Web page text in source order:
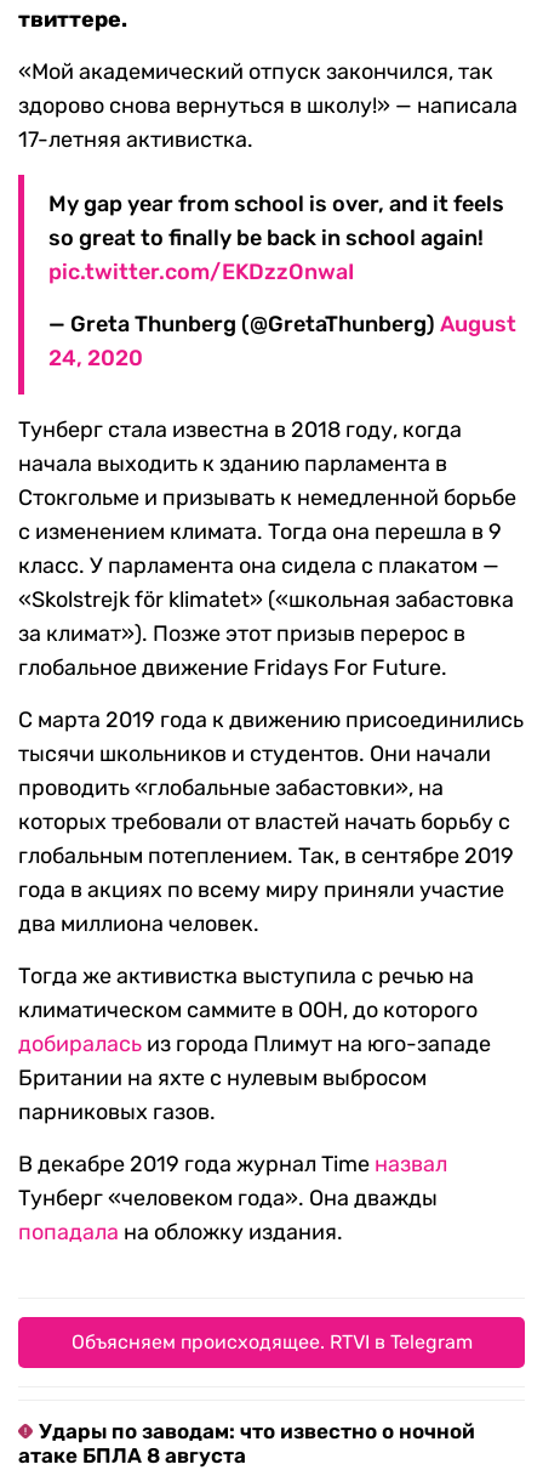
твиттере.
«Мой академический отпуск закончился, так
здорово снова вернуться в школу!» — написала
17-летняя активистка.
My gap year from school is over, and it feels
so great to finally be back in school again!
pic.twitter.com/EKDzzOnwaI
— Greta Thunberg (@GretaThunberg) August
24, 2020
Тунберг стала известна в 2018 году, когда
начала выходить к зданию парламента в
Стокгольме и призывать к немедленной борьбе
с изменением климата. Тогда она перешла в 9
класс. У парламента она сидела с плакатом —
«Skolstrejk för klimatet» («школьная забастовка
за климат»). Позже этот призыв перерос в
глобальное движение Fridays For Future.
С марта 2019 года к движению присоединились
тысячи школьников и студентов. Они начали
проводить «глобальные забастовки», на
которых требовали от властей начать борьбу с
глобальным потеплением. Так, в сентябре 2019
года в акциях по всему миру приняли участие
два миллиона человек.
Тогда же активистка выступила с речью на
климатическом саммите в ООН, до которого
добиралась из города Плимут на юго-западе
Британии на яхте с нулевым выбросом
парниковых газов.
В декабре 2019 года журнал Time назвал
Тунберг «человеком года». Она дважды
попадала на обложку издания.
Объясняем происходящее. RTVI в Telegram
Удары по заводам: что известно о ночной
атаке БПЛА 8 августа